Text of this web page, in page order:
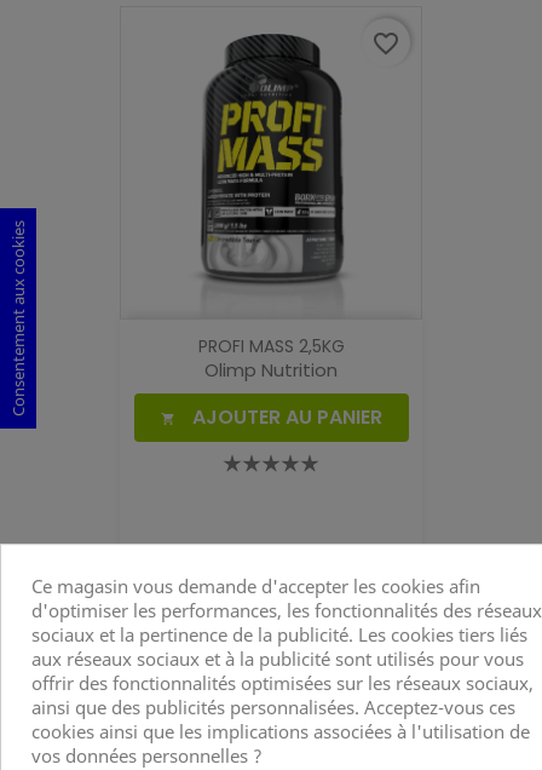
PROFI MASS 2,5KG
Olimp Nutrition
 AJOUTER AU PANIER
favorite_border
favorite_border
Ce magasin vous demande d'accepter les cookies afin
d'optimiser les performances, les fonctionnalités des réseaux
sociaux et la pertinence de la publicité. Les cookies tiers liés
aux réseaux sociaux et à la publicité sont utilisés pour vous
offrir des fonctionnalités optimisées sur les réseaux sociaux,
ainsi que des publicités personnalisées. Acceptez-vous ces
cookies ainsi que les implications associées à l'utilisation de
vos données personnelles ?
Consentement aux cookies